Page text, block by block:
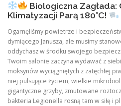
Biologiczna Zagłada:
Klimatyzacji Parą 180°C!
Ogarnęliśmy powietrze i
dymiącego Janusza, ale musimy
oddychasz w środku swojego
Twoim salonie zaczyna wydawać z
moksynów wyciągniętych z zatęchłej
niej pulsujące życiem, wielkie
gigantyczne grzyby, zmutowane
bakteria Legionella rosną tam w siłę i